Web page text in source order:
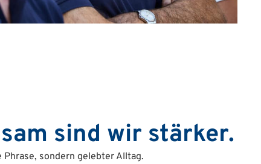
sind wir stärker.
sondern gelebter Alltag.